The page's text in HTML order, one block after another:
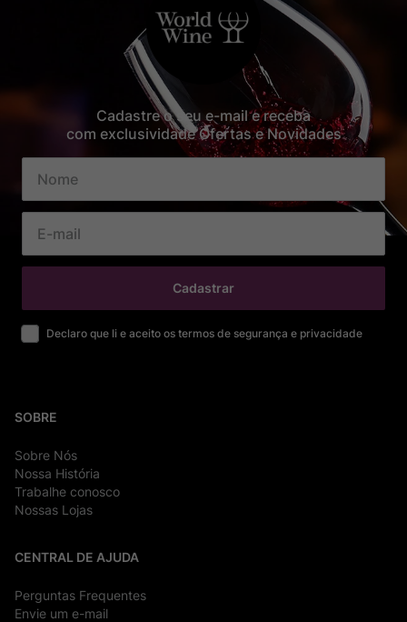
Cadastre o seu e-mail e receba
com exclusividade Ofertas e Novidades
Cadastrar
Declaro que li e aceito os termos de segurança e privacidade
SOBRE
Sobre Nós
Nossa História
Trabalhe conosco
Nossas Lojas
CENTRAL DE AJUDA
Perguntas Frequentes
Envie um e-mail